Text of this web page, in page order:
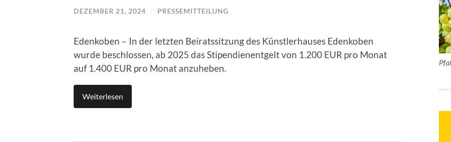
DEZEMBER 21, 2024 / PRESSEMITTEILUNG
Edenkoben – In der letzten Beiratssitzung des Künstlerhauses Edenkoben
wurde beschlossen, ab 2025 das Stipendienentgelt von 1.200 EUR pro Monat
auf 1.400 EUR pro Monat anzuheben.
Weiterlesen